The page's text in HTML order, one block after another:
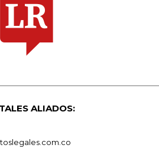
ALIADOS: